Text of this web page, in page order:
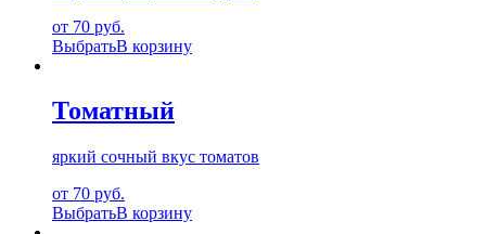
от 70 руб.
ВыбратьВ корзину
Томатный
яркий сочный вкус томатов
от 70 руб.
ВыбратьВ корзину